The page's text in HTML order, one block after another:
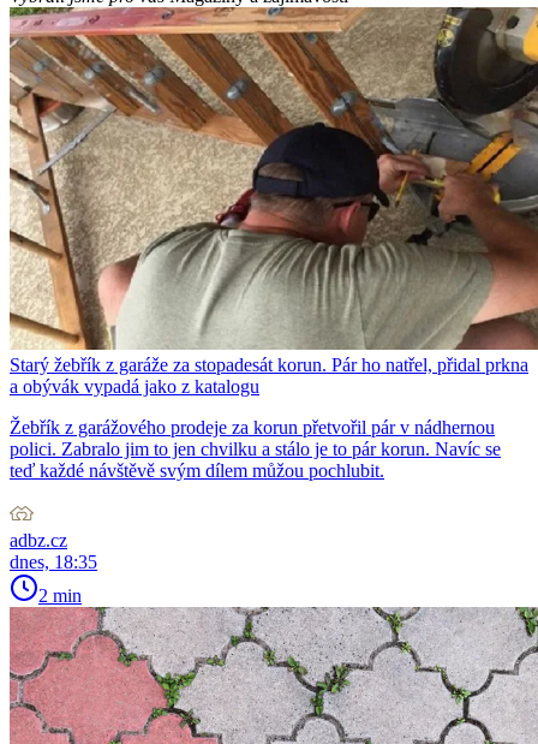
Starý žebřík z garáže za stopadesát korun. Pár ho natřel, přidal prkna
a obývák vypadá jako z katalogu
Žebřík z garážového prodeje za korun přetvořil pár v nádhernou
polici. Zabralo jim to jen chvilku a stálo je to pár korun. Navíc se
teď každé návštěvě svým dílem můžou pochlubit.
adbz.cz
dnes, 18:35
2 min